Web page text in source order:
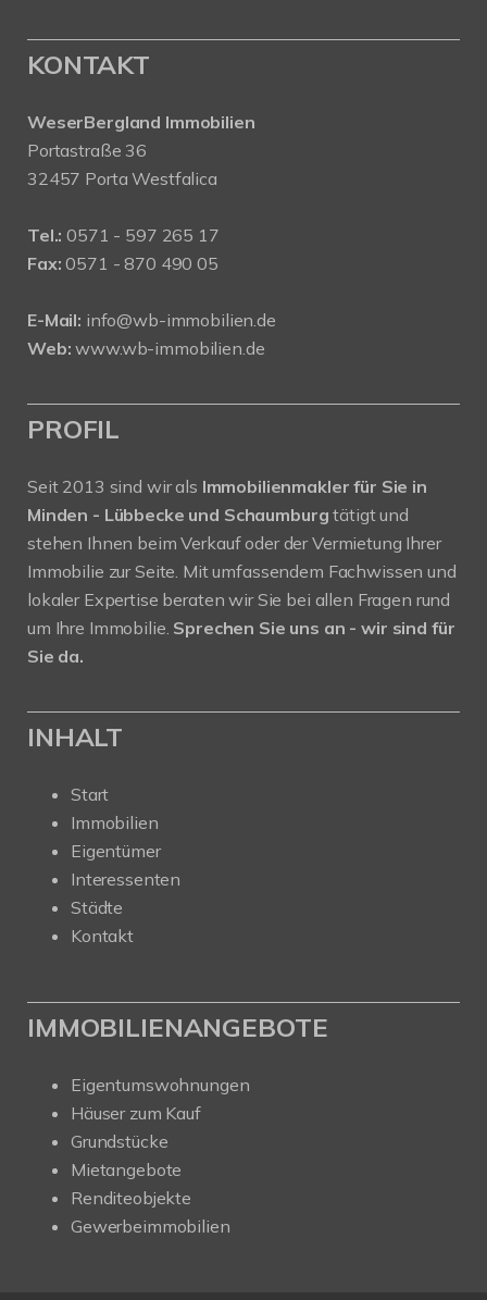
KONTAKT
WeserBergland Immobilien
Portastraße 36
32457 Porta Westfalica
Tel.: 0571 - 597 265 17
Fax: 0571 - 870 490 05
E-Mail: info@wb-immobilien.de
Web: www.wb-immobilien.de
PROFIL
Seit 2013 sind wir als Immobilienmakler für Sie in
Minden - Lübbecke und Schaumburgtätigt und
stehen Ihnen beim Verkauf oder der Vermietung Ihrer
Immobilie zur Seite. Mit umfassendem Fachwissen und
lokaler Expertise beraten wir Sie bei allen Fragen rund
um Ihre Immobilie. Sprechen Sie uns an - wir sind für
Sie da.
INHALT
Start
Immobilien
Eigentümer
Interessenten
Städte
Kontakt
IMMOBILIENANGEBOTE
Eigentumswohnungen
Häuser zum Kauf
Grundstücke
Mietangebote
Renditeobjekte
Gewerbeimmobilien